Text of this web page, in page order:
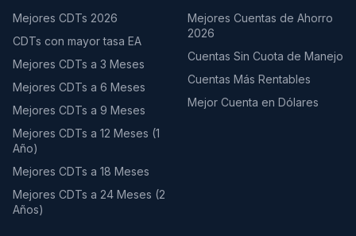
Mejores CDTs 2026
CDTs con mayor tasa EA
Mejores CDTs a 3 Meses
Mejores CDTs a 6 Meses
Mejores CDTs a 9 Meses
Mejores CDTs a 12 Meses (1
Año)
Mejores CDTs a 18 Meses
Mejores CDTs a 24 Meses (2
Años)
Mejores Cuentas de Ahorro
2026
Cuentas Sin Cuota de Manejo
Cuentas Más Rentables
Mejor Cuenta en Dólares